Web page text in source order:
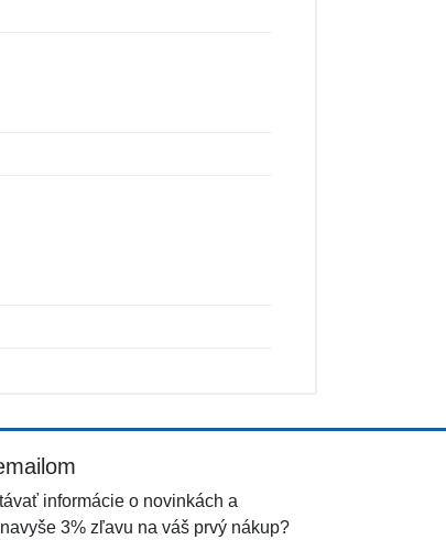
informácie o novinkách a
3% zľavu na váš prvý nákup?